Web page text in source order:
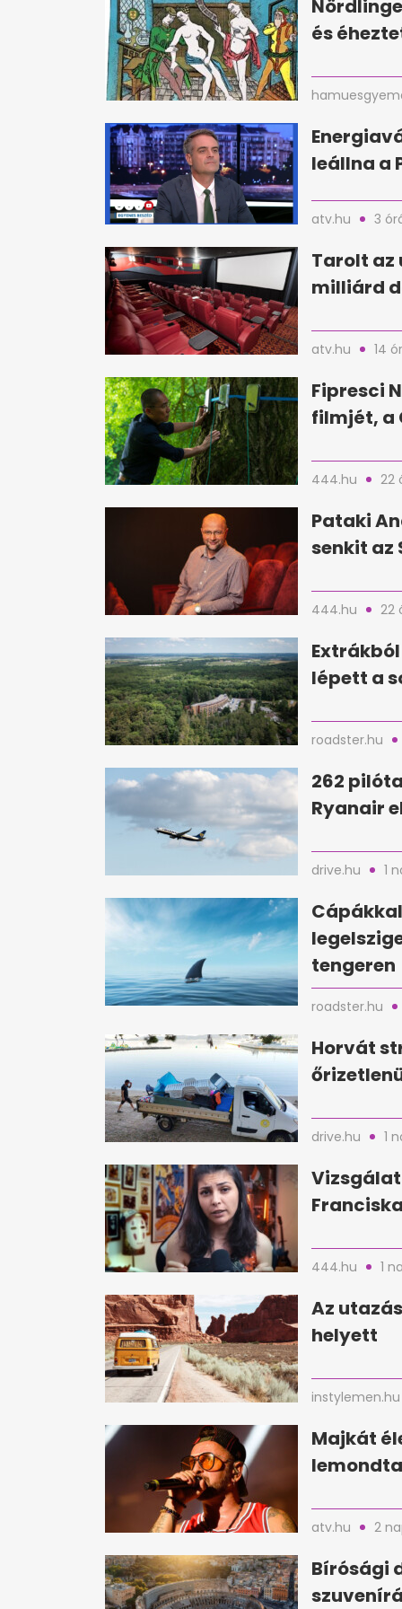
és
leállna a
atv.hu 3
Tarolt az
milliárd
atv.hu 14
Fipresci
filmjét, a
444.hu 22
Pataki
senkit az
444.hu 22
lépett a
roadster.hu
262
Ryanair
drive.hu 1
tengeren
roadster.hu
Horvát
drive.hu 1
Vizsgálat
444.hu 1
Az
helyett
instylemen.hu
Majkát
atv.hu 2
Bírósági